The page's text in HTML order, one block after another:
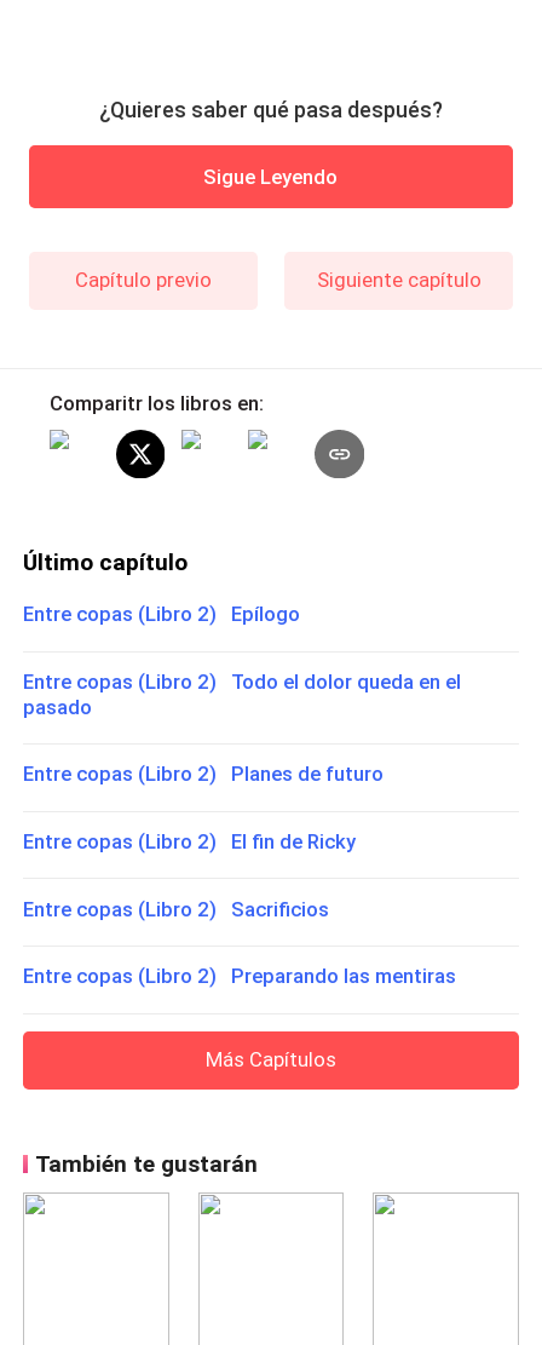
¿Quieres saber qué pasa después?
Sigue Leyendo
Capítulo previo Siguiente capítulo
Comparitr los libros en:
Último capítulo
Entre copas (Libro 2) Epílogo
Entre copas (Libro 2) Todo el dolor queda en el
pasado
Entre copas (Libro 2) Planes de futuro
Entre copas (Libro 2) El fin de Ricky
Entre copas (Libro 2) Sacrificios
Entre copas (Libro 2) Preparando las mentiras
Más Capítulos
También te gustarán